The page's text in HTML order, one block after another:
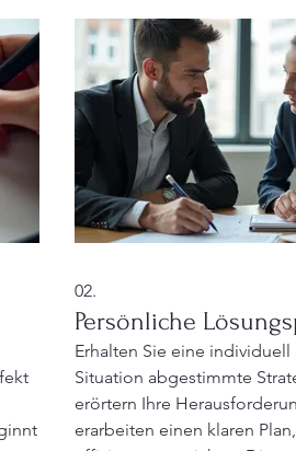
02.
Persönliche
Erhalten Sie eine individuell
Situation abgestimmte
erörtern Ihre
erarbeiten einen klaren